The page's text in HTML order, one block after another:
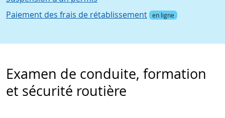
Paiement des frais de rétablissement
en ligne
Examen de conduite, formation
et sécurité routière